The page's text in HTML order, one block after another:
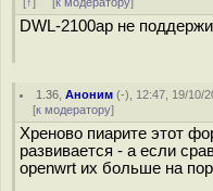
DWL-2100ap не
1.36 ,Аноним (-), 12:47, 19/10/
[к модератору]
Хреново пиарите этот
развивается - а если
openwrt их больше на